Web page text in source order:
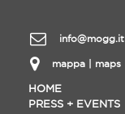
info@mogg.it
mappa | maps
HOME
PRESS + EVENTS